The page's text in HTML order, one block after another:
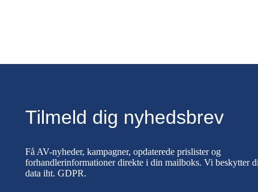
Tilmeld dig nyhedsbrev
Få AV-nyheder, kampagner, opdaterede prislister og
forhandlerinformationer direkte i din mailboks. Vi beskytter
data iht. GDPR.